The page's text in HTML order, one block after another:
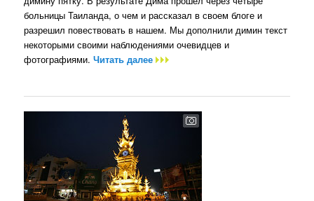
больницы Таиланда, о чем и рассказал в своем блоге и
разрешил повествовать в нашем. Мы дополнили димин текст
некоторыми своими наблюдениями очевидцев и
фотографиями.Читать далее